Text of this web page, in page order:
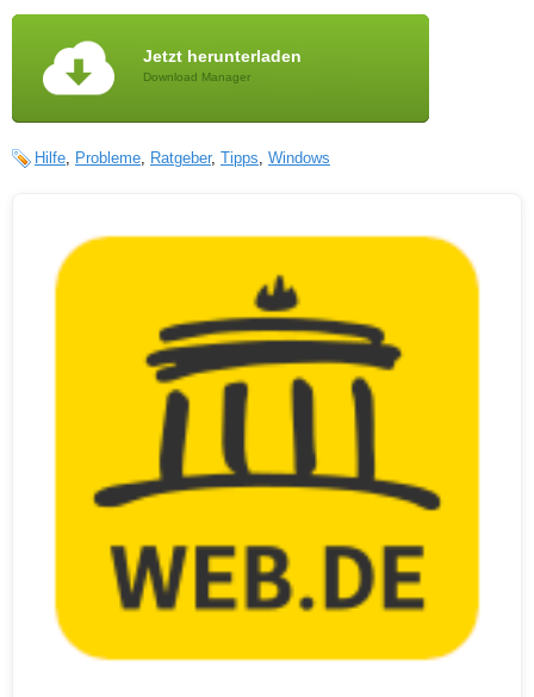
Jetzt herunterladen
Download Manager
Hilfe, Probleme, Ratgeber, Tipps, Windows